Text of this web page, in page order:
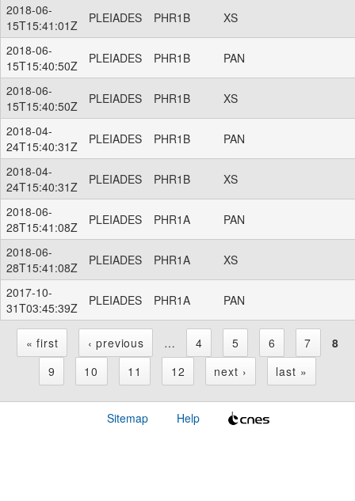
2018-06-
15T15:41:01Z
PLEIADES PHR1B XS
2018-06-
15T15:40:50Z
PLEIADES PHR1B PAN
2018-06-
15T15:40:50Z
PLEIADES PHR1B XS
2018-04-
24T15:40:31Z
PLEIADES PHR1B PAN
2018-04-
24T15:40:31Z
PLEIADES PHR1B XS
2018-06-
28T15:41:08Z
PLEIADES PHR1A PAN
2018-06-
28T15:41:08Z
PLEIADES PHR1A XS
2017-10-
31T03:45:39Z
PLEIADES PHR1A PAN
« first ‹ previous … 4 5 6 7
8
9
10 11 12 next › last »
Sitemap Help